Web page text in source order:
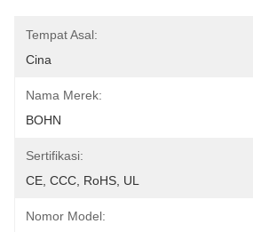
Tempat Asal:
Cina
Nama Merek:
BOHN
Sertifikasi:
CE, CCC, RoHS, UL
Nomor Model: